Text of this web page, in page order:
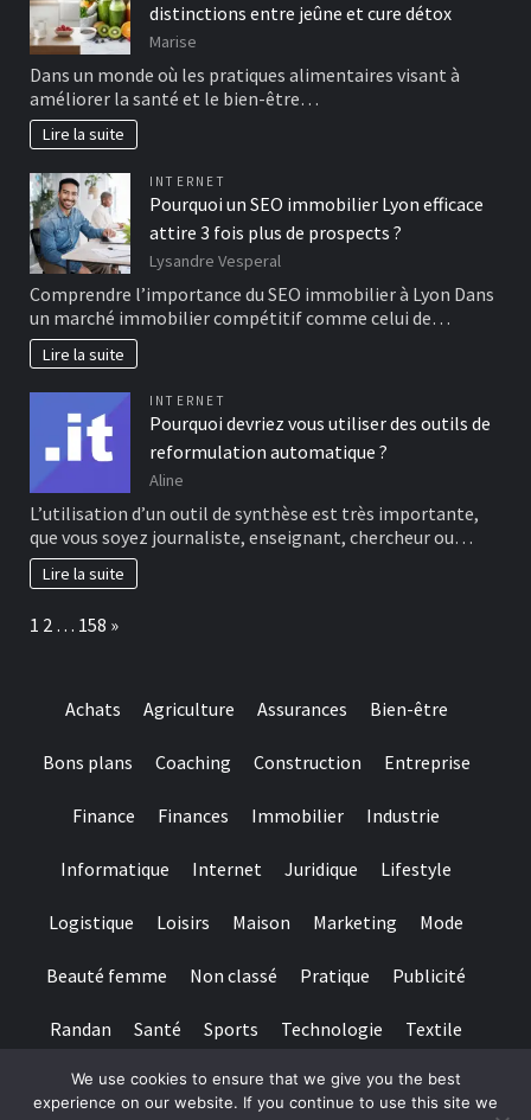
distinctions entre jeûne et cure détox
Marise
Dans un monde où les pratiques alimentaires visant à
améliorer la santé et le bien-être…
Lire la suite
INTERNET
Pourquoi un SEO immobilier Lyon efficace
attire 3 fois plus de prospects ?
Lysandre Vesperal
Comprendre l’importance du SEO immobilier à Lyon Dans
un marché immobilier compétitif comme celui de…
Lire la suite
INTERNET
Pourquoi devriez vous utiliser des outils de
reformulation automatique ?
Aline
L’utilisation d’un outil de synthèse est très importante,
que vous soyez journaliste, enseignant, chercheur ou…
Lire la suite
Page:
1 2 … 158 Next
»
Achats Agriculture Assurances Bien-être
Bons plans Coaching Construction Entreprise
Finance Finances Immobilier Industrie
Informatique Internet Juridique Lifestyle
Logistique Loisirs Maison Marketing Mode
Beauté femme Non classé Pratique Publicité
Randan Santé Sports Technologie Textile
Tourisme Transports Transports de personnes
We use cookies to ensure that we give you the best
experience on our website. If you continue to use this site we